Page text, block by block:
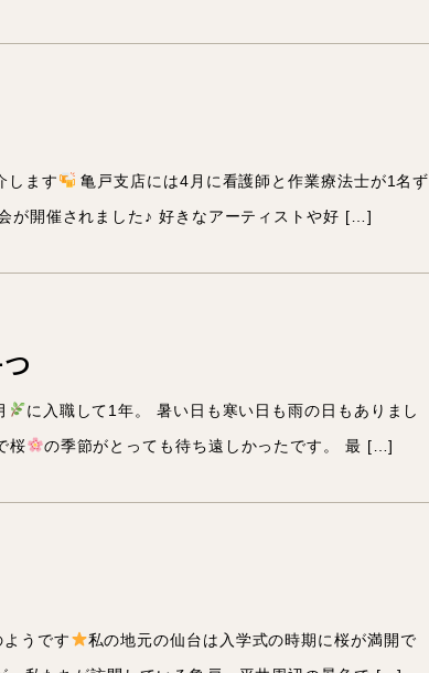
します
亀戸支店には4月に看護師と作業療法士が1名ず
が開催されました♪ 好きなアーティストや好 […]
に入職して1年。 暑い日も寒い日も雨の日もありまし
桜 の季節がとっても待ち遠しかったです。 最 […]
うです
私の地元の仙台は入学式の時期に桜が満開で